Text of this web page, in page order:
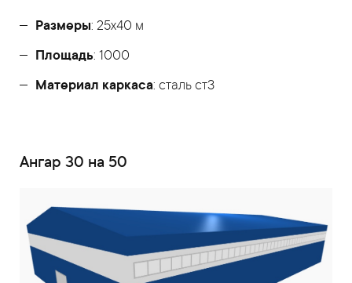
Размеры: 25х40 м
Площадь: 1000
Материал каркаса: сталь ст3
Ангар 30 на 50